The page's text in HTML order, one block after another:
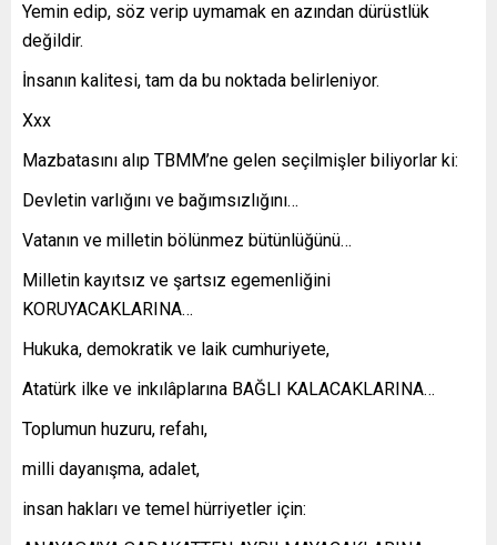
Yemin edip, söz verip uymamak en azından dürüstlük
değildir.
İnsanın kalitesi, tam da bu noktada belirleniyor.
Xxx
Mazbatasını alıp TBMM’ne gelen seçilmişler biliyorlar ki:
Devletin varlığını ve bağımsızlığını…
Vatanın ve milletin bölünmez bütünlüğünü…
Milletin kayıtsız ve şartsız egemenliğini
KORUYACAKLARINA…
Hukuka, demokratik ve laik cumhuriyete,
Atatürk ilke ve inkılâplarına BAĞLI KALACAKLARINA…
Toplumun huzuru, refahı,
milli dayanışma, adalet,
insan hakları ve temel hürriyetler için: